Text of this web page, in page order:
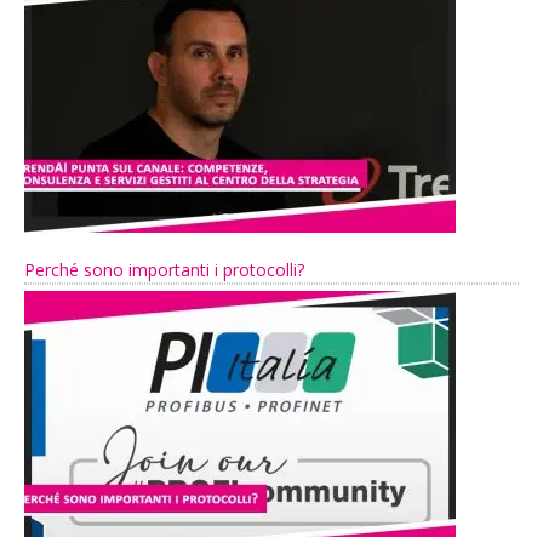
Perché sono importanti i protocolli?